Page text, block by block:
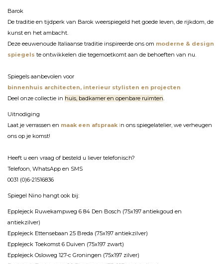
Barok
De traditie en tijdperk van Barok weerspiegeld het goede leven, de rijkdom, de
kunst en het ambacht.
Deze eeuwenoude Italiaanse traditie inspireerde ons om moderne & design
spiegels te ontwikkelen die tegemoetkomt aan de behoeften van nu.
Spiegels aanbevolen voor
binnenhuis architecten, interieur stylisten en projecten
Deel onze collectie in huis, badkamer en openbare ruimten.
Uitnodiging
Laat je verrassen en maak een afspraakin ons spiegelatelier, we verheugen
ons op je komst!
Heeft u een vraag of besteld u liever telefonisch?
Telefoon, WhatsApp en SMS
0031 (0)6-21516836
Spiegel Nino hangt ook bij:
Epplejeck Ruwekampweg 6 84 Den Bosch (75x197 antiekgoud en
antiekzilver)
Epplejeck Ettensebaan 25 Breda (75x197 antiekzilver)
Epplejeck Toekomst 6 Duiven (75x197 zwart)
Epplejeck Osloweg 127-c Groningen (75x197 zilver)